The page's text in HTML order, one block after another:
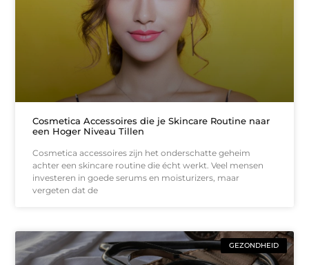
Cosmetica Accessoires die je Skincare Routine naar
een Hoger Niveau Tillen
Cosmetica accessoires zijn het onderschatte geheim
achter een skincare routine die écht werkt. Veel mensen
investeren in goede serums en moisturizers, maar
vergeten dat de
GEZONDHEID